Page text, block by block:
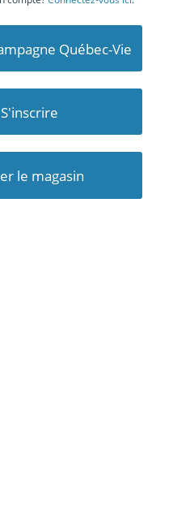
Québec-Vie
S'inscrire
le magasin